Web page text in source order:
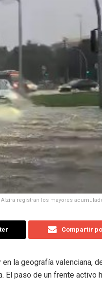
registran los mayores
Compartir
la geografía valenciana,
El paso de un frente activo